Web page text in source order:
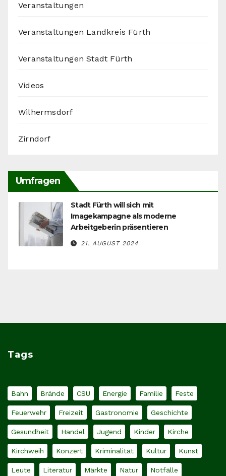
Veranstaltungen
Veranstaltungen Landkreis Fürth
Veranstaltungen Stadt Fürth
Videos
Wilhermsdorf
Zirndorf
Umfragen
Stadt Fürth will sich mit
Imagekampagne als moderne
Arbeitgeberin präsentieren
21. AUGUST 2024
Tags
Bahn Brände CSU Energie Familie Feste
Feuerwehr Freizeit Gastronomie Geschichte
Gesundheit Handel Jugend Kinder Kirche
Kirchweih Konzert Kriminalität Kultur Kunst
Leute Literatur Märkte Natur Notfälle